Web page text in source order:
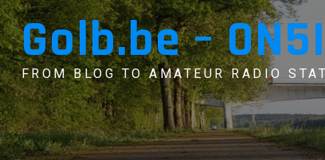
Skip
to
contentGolb.be –
FROM BLOG TO AMATEUR RADIO